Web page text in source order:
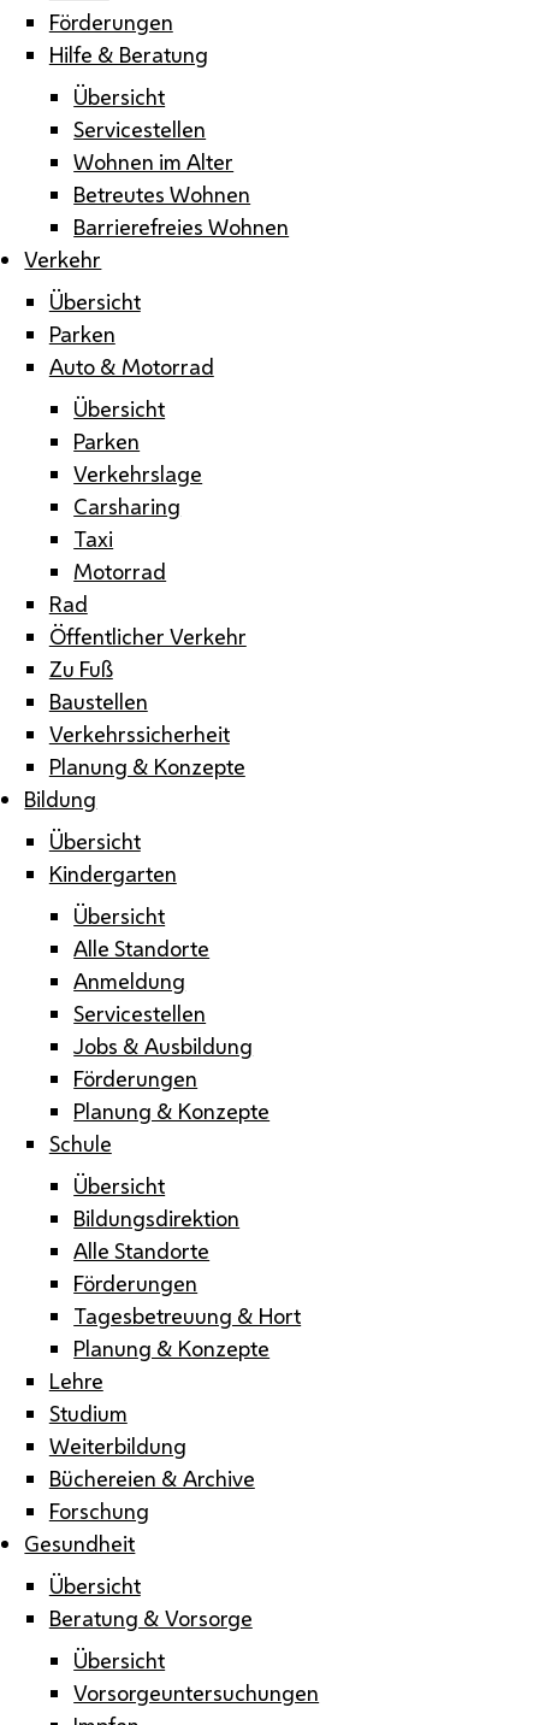
Förderungen
Hilfe & Beratung
Übersicht
Servicestellen
Wohnen im Alter
Betreutes Wohnen
Barrierefreies Wohnen
Verkehr
Übersicht
Parken
Auto & Motorrad
Übersicht
Parken
Verkehrslage
Carsharing
Taxi
Motorrad
Rad
Öffentlicher Verkehr
Zu Fuß
Baustellen
Verkehrssicherheit
Planung & Konzepte
Bildung
Übersicht
Kindergarten
Übersicht
Alle Standorte
Anmeldung
Servicestellen
Jobs & Ausbildung
Förderungen
Planung & Konzepte
Schule
Übersicht
Bildungsdirektion
Alle Standorte
Förderungen
Tagesbetreuung & Hort
Planung & Konzepte
Lehre
Studium
Weiterbildung
Büchereien & Archive
Forschung
Gesundheit
Übersicht
Beratung & Vorsorge
Übersicht
Vorsorgeuntersuchungen